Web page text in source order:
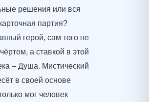
решения или вся
партия?
герой, сам того не
а ставкой в этой
– Душа. Мистический
в своей основе
мог человек